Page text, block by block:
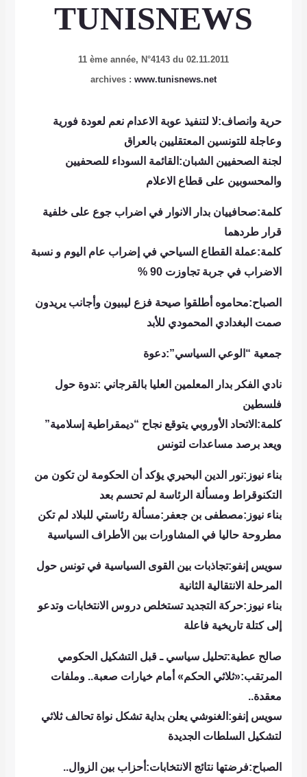
TUNISNEWS
11 ème année, N°4143 du 02.11.2011
archives : www.tunisnews.net
حرية وانصاف:لا لتنفيذ عوبة الاعدام نعم لعودة فورية
وعاجلة للتونسين المعتقليين بالعراق
لجنة الصحفيين الشبان:القائمة السوداء للصحفيين
والمحسوبين على قطاع الاعلام
كلمة:صحافييان بدار الانوار في اضراب جوع على خلفية
قرار طردهما
كلمة:عملة القطاع السياحي في إضراب عام اليوم و نسبة
الاضراب في جربة تجاوزت 90 %
الصباح:محاموه أطلقوا صيحة فزع ليبيون وأجانب يريدون
صمت البغدادي المحمودي للأبد
جمعية “الوعي السياسي”:دعوة
نادي الفكر بدار المعلمين العليا بالقرجاني :ندوة حول
فلسطين
كلمة:الاتحاد الأوروبي يتوقع نجاح “ديمقراطية إسلامية”
ويعد برصد مساعدات لتونس
بناء نيوز:نور الدين البحيري يؤكد أن الحكومة لن تكون من
التكنوقراط ومسألة الرئاسة لم تحسم بعد
بناء نيوز:مصطفى بن جعفر:مسألة رئاستي للبلاد لم تكن
مطروحة حاليا في المشاورات بين الأطراف السياسية
سويس إنفو:تجاذبات بين القوى السياسية في تونس حول
المرحلة الانتقالية الثانية
بناء نيوز:حركة التجديد تستخلص دروس الانتخابات وتدعو
إلى كتلة تاريخية فاعلة
صالح عطية:تحليل سياسي ـ قبل التشكيل الحكومي
المرتقب:«ثلاثي الحكم» أمام خيارات صعبة.. وملفات
معقدة..
سويس إنفو:الغنوشي يعلن بداية تشكل نواة تحالف ثلاثي
لتشكيل السلطات الجديدة
الصباح:فرضتها نتائج الانتخابات:أحزاب بين الزوال..